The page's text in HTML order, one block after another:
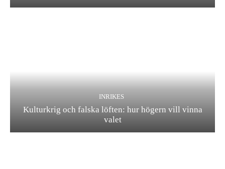
INRIKES
Kulturkrig och falska löften: hur högern vill vinna
valet